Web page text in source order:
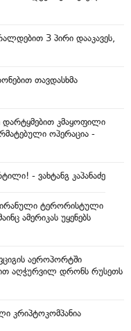
3 პირი დააკავეს,
თავდასხმა
კმაყოფილი
ოპერაცია -
- ვახტანგ კაპანაძე
ირანული ტერორისტული
ამერიკას უყენებს
აეროპორტში
აღჭურვილ დრონს რუსეთს
კრიპტოკომპანია